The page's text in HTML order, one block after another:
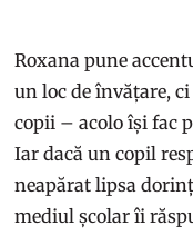
Roxana pune
un loc de învățare,
copii – acolo își fac
Iar dacă un copil
neapărat lipsa
mediul școlar îi